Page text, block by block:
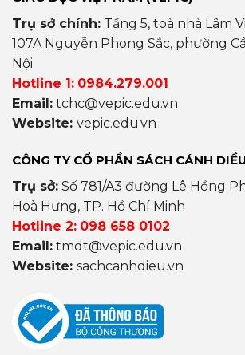
Trụ sở chính: Tầng 5, toà nhà Lâm
107A Nguyễn Phong Sắc, phường
Nội
Hotline 1: 0984.279.001
Email: tchc@vepic.edu.vn
Website: vepic.edu.vn
CÔNG TY CỔ PHẦN SÁCH CÁNH
Trụ sở: Số 781/A3 đường Lê Hồng
Hoà Hưng, TP. Hồ Chí Minh
Hotline 2: 098 658 0102
Email: tmdt@vepic.edu.vn
Website: sachcanhdieu.vn